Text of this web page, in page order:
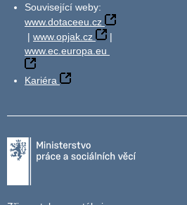
Související weby:
www.dotaceeu.cz
| www.opjak.cz
|
www.ec.europa.eu
Kariéra